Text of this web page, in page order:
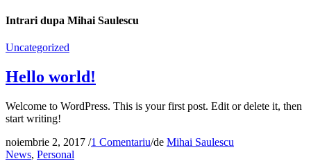
Intrari dupa Mihai Saulescu
Uncategorized
Hello world!
Welcome to WordPress. This is your first post. Edit or delete it, then
start writing!
noiembrie 2, 2017 /1 Comentariu/de Mihai Saulescu
News, Personal